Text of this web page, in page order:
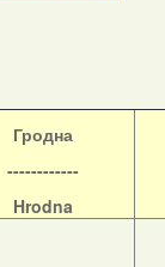
Гродна
------------
Hrodna